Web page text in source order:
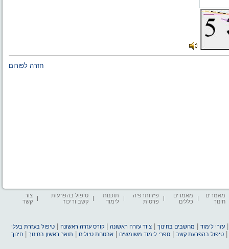
חזרה לפורום
מאמרים
חינוך
מאמרים
כללים
פיזיותרפיה
פרטית
תוכנות
לימוד
טיפול בהפרעות
קשב וריכוז
צור
קשר
עזרי לימוד מחשבים בחינוך |ציוד עזרה ראשונה |קורס עזרה ראשונה |טיפול בעזרת בעלי
|טיפול בהפרעת קשב |ספרי לימוד משומשים |אבטחת טיולים תואר ראשון בחינוך |חינוך